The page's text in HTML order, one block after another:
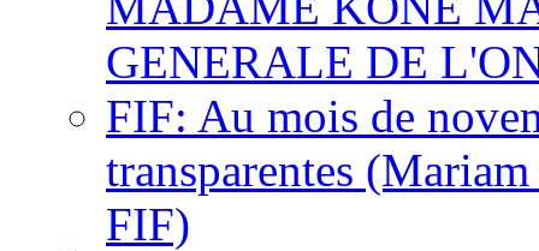
GENERALE DE
FIF: Au mois de
transparentes
FIF)